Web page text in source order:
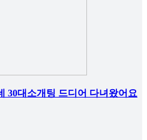
30대소개팅 드디어 다녀왔어요